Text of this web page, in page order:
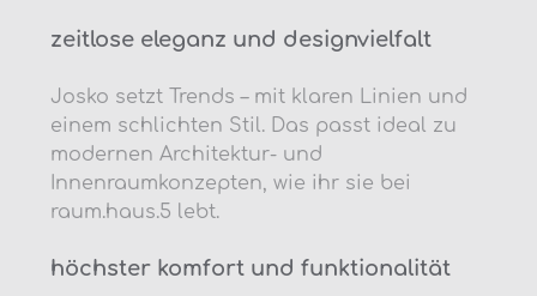
zeitlose eleganz und designvielfalt
Josko setzt Trends – mit klaren Linien und
einem schlichten Stil. Das passt ideal zu
modernen Architektur- und
Innenraumkonzepten, wie ihr sie bei
raum.haus.5 lebt.
höchster komfort und funktionalität